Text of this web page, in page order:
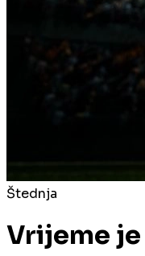
Štednja
Vrijeme